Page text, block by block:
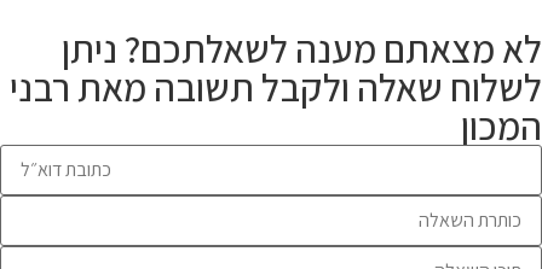
לא מצאתם מענה לשאלתכם? ניתן
לשלוח שאלה ולקבל תשובה מאת רבני
המכון